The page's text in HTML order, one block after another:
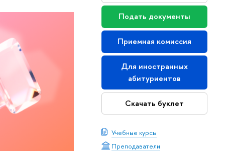
Подать документы
Приемная комиссия
Для иностранных
абитуриентов
Скачать буклет
Учебные курсы
Преподаватели